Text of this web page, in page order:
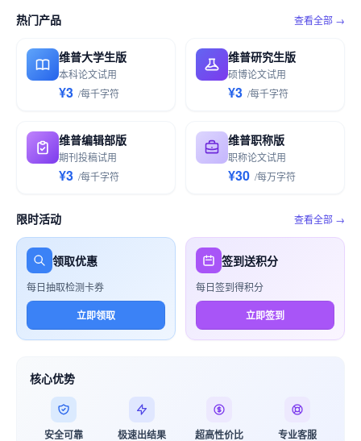
热门产品 查看全部 →
维普大学生版
本科论文试用
¥3 /每千字符
维普研究生版
硕博论文试用
¥3 /每千字符
维普编辑部版
期刊投稿试用
¥3 /每千字符
维普职称版
职称论文试用
¥30 /每万字符
限时活动 查看全部 →
领取优惠
每日抽取检测卡券
立即领取
签到送积分
每日签到得积分
立即签到
核心优势
安全可靠 极速出结果 超高性价比 专业客服